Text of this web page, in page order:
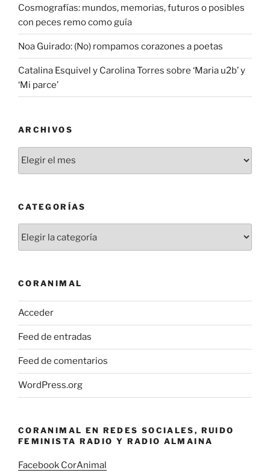
Cosmografías: mundos, memorias, futuros o posibles
con peces remo como guía
Noa Guirado: (No) rompamos corazones a poetas
Catalina Esquivel y Carolina Torres sobre ‘Maria u2b’ y
‘Mi parce’
ARCHIVOS
CATEGORÍAS
CORANIMAL
Acceder
Feed de entradas
Feed de comentarios
WordPress.org
CORANIMAL EN REDES SOCIALES, RUIDO
FEMINISTA RADIO Y RADIO ALMAINA
Facebook CorAnimal